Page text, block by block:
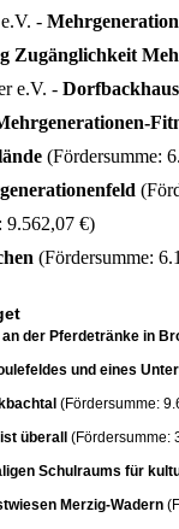
-
Zugänglichkeit
e.V. - Dorfbackhaus
(Fördersumme:
9.562,07 €)
(Fördersumme:
der Pferdetränke in
und eines
(Fördersumme:
überall (Fördersumme:
Schulraums für
Merzig-Wadern